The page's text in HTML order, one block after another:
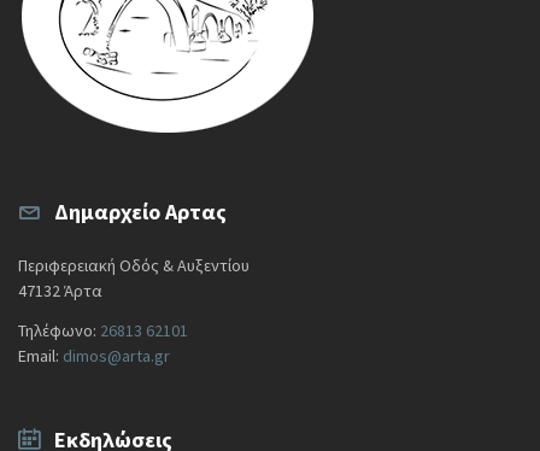
Δημαρχείο Αρτας
Περιφερειακή Οδός & Αυξεντίου
47132 Άρτα
Τηλέφωνο: 26813 62101
Email: dimos@arta.gr
Εκδηλώσεις